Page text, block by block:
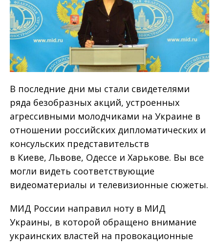
В последние дни мы стали свидетелями
ряда безобразных акций, устроенных
агрессивными молодчиками на Украине в
отношении российских дипломатических и
консульских представительств
в Киеве, Львове, Одессе и Харькове. Вы все
могли видеть соответствующие
видеоматериалы и телевизионные сюжеты.
МИД России направил ноту в МИД
Украины, в которой обращено внимание
украинских властей на провокационные